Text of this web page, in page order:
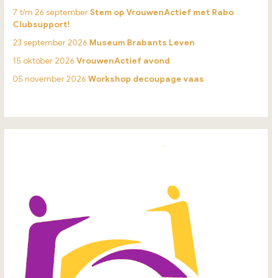
7 t/m 26 septemberStem op VrouwenActief met Rabo
Clubsupport!
23 september 2026 Museum Brabants Leven
15 oktober 2026VrouwenActief avond
05 november 2026Workshop decoupage vaas